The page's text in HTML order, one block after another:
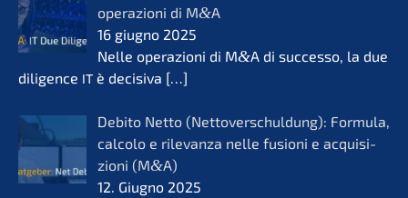
opera­zio­ni di M&A
16 giugno 2025
Nelle opera­zio­ni di M&A di succes­so, la due
diligence IT è decisi­va […]
Debito Netto (Netto­ver­schul­dung): Formu­la,
calco­lo e rilevanza nelle fusio­ni e acqui­si­
zio­ni (M&A)
12. Giugno 2025